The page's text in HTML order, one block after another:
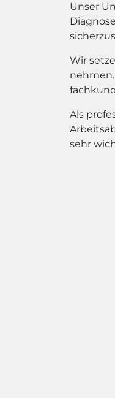
Unser
Wir
Als
sehr